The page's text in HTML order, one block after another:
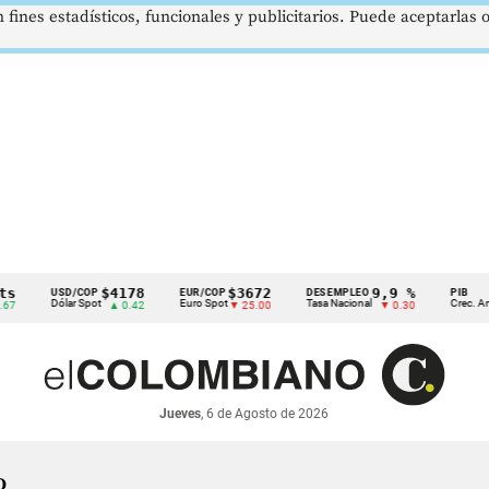
USD/COP
Dólar Spot
$4178
▲ 0.42
EUR/COP
Euro Spot
$3672
▼ 25.00
DESEMPLEO
Tasa Nacional
9,9 %
▼ 0.30 Crec. Anual
Jueves, 6 de Agosto de 2026
estadísticos, funcionales y publicitarios. Puede aceptarlas